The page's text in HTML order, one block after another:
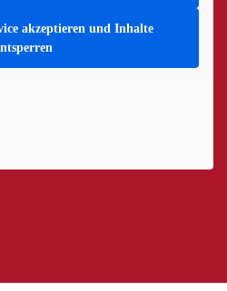
akzeptieren und Inhalte